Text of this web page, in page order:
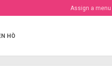
Assign a
HÒ